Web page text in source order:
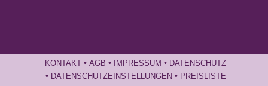
KONTAKT • AGB • IMPRESSUM • DATENSCHUTZ
• DATENSCHUTZEINSTELLUNGEN • PREISLISTE